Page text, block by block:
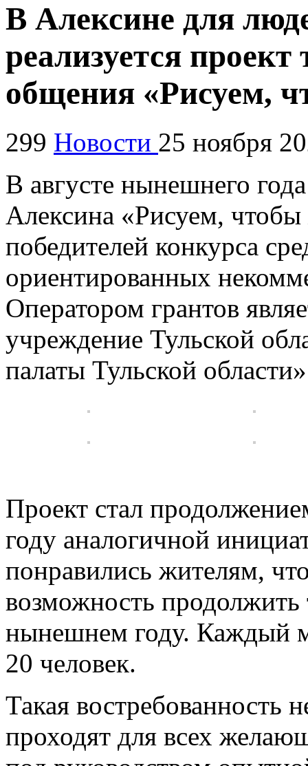
В Алексине для
реализуется проект
общения «Рисуем,
299 Новости 25 ноября
В августе нынешнего
Алексина «Рисуем,
победителей конкурса
ориентированных
Оператором грантов
учреждение Тульской
палаты Тульской
Проект стал
году аналогичной
понравились жителям,
возможность продолжить
нынешнем году. Каждый
20 человек.
Такая востребованность
проходят для всех